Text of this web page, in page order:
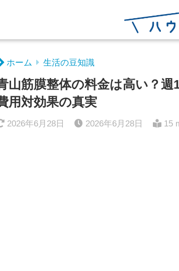
ホーム 生活の豆知識
山筋膜整体の料金は高い？
用対効果の真実
2026年6月28日 2026年6月28日 15